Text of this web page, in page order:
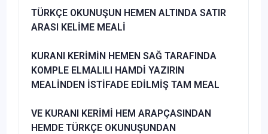
TÜRKÇE OKUNUŞUN HEMEN ALTINDA SATIR
ARASI KELİME MEALİ
KURANI KERİMİN HEMEN SAĞ TARAFINDA
KOMPLE ELMALILI HAMDİ YAZIRIN
MEALİNDEN İSTİFADE EDİLMİŞ TAM MEAL
VE KURANI KERİMİ HEM ARAPÇASINDAN
HEMDE TÜRKÇE OKUNUŞUNDAN